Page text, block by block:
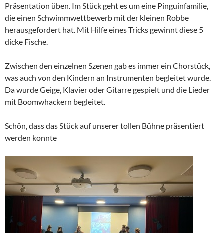
Präsentation üben. Im Stück geht es um eine Pinguinfamilie,
die einen Schwimmwettbewerb mit der kleinen Robbe
herausgefordert hat. Mit Hilfe eines Tricks gewinnt diese 5
dicke Fische.
Zwischen den einzelnen Szenen gab es immer ein Chorstück,
was auch von den Kindern an Instrumenten begleitet wurde.
Da wurde Geige, Klavier oder Gitarre gespielt und die Lieder
mit Boomwhackern begleitet.
Schön, dass das Stück auf unserer tollen Bühne präsentiert
werden konnte